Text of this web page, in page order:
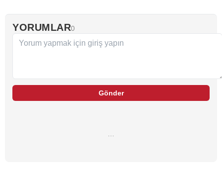
YORUMLAR0
Gönder